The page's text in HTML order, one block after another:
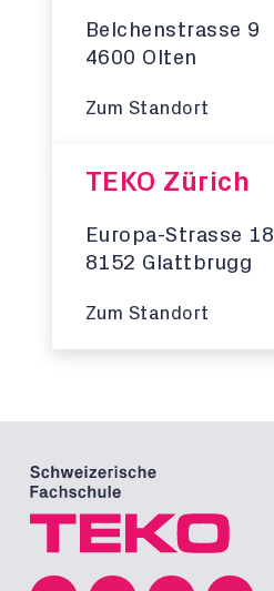
Belchenstrasse 9
4600 Olten
Zum Standort
TEKO Zürich
Europa-Strasse 18
8152 Glattbrugg
Zum Standort